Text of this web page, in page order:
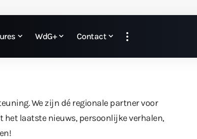
WdG+ Contact
We zijn dé regionale partner voor
laatste nieuws, persoonlijke verhalen,